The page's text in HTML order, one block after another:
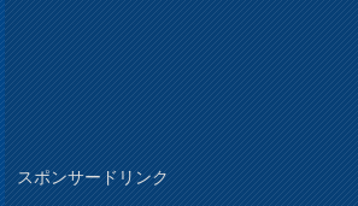
スポンサードリンク